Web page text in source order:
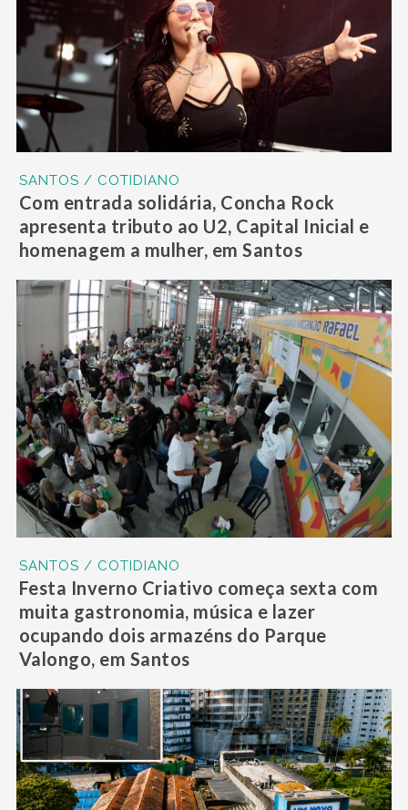
SANTOS / COTIDIANO
Com entrada solidária, Concha Rock
apresenta tributo ao U2, Capital Inicial e
homenagem a mulher, em Santos
SANTOS / COTIDIANO
Festa Inverno Criativo começa sexta com
muita gastronomia, música e lazer
ocupando dois armazéns do Parque
Valongo, em Santos